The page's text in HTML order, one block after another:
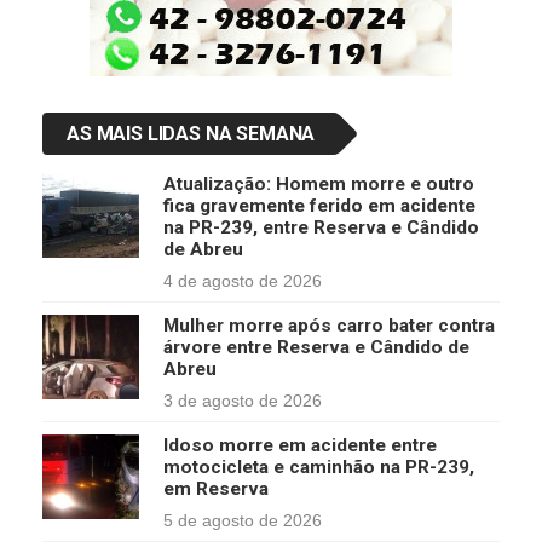
AS MAIS LIDAS NA SEMANA
Atualização: Homem morre e outro
fica gravemente ferido em acidente
na PR-239, entre Reserva e Cândido
de Abreu
4 de agosto de 2026
Mulher morre após carro bater contra
árvore entre Reserva e Cândido de
Abreu
3 de agosto de 2026
Idoso morre em acidente entre
motocicleta e caminhão na PR-239,
em Reserva
5 de agosto de 2026